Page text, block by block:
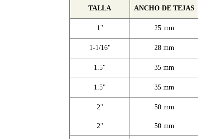
TALLA ANCHO DE TEJAS
1" 25 mm
1-1/16" 28 mm
1.5" 35 mm
1.5" 35 mm
2" 50 mm
2" 50 mm